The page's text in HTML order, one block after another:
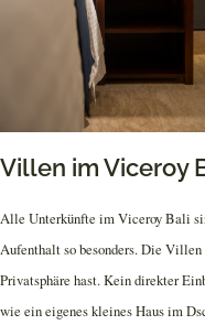
Villen im Viceroy
Alle Unterkünfte im Viceroy Bali
Aufenthalt so besonders. Die Villen
Privatsphäre hast. Kein direkter
wie ein eigenes kleines Haus im